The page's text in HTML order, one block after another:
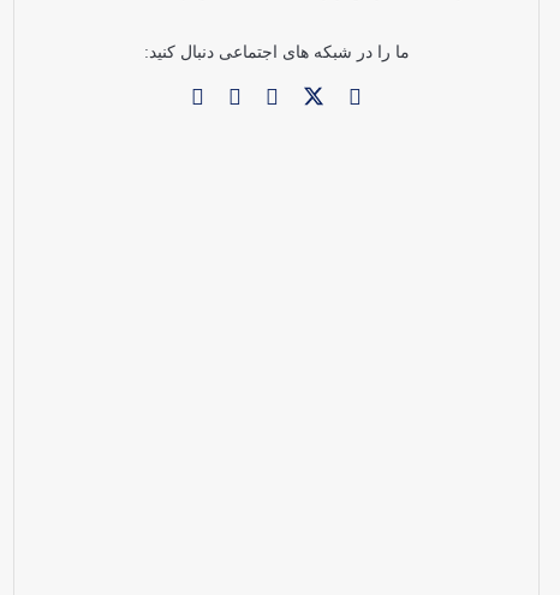
ما را در شبکه های اجتماعی دنبال کنید: